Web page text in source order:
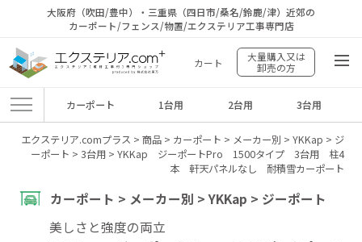
大阪府（吹田/豊中）・三重県（四日市/桑名/鈴鹿/津）近郊の
カーポート/フェンス/物置/エクステリア工事専門店
カート
大量購入又は
卸売の方
カーポート 1台用 2台用 3台用
エクステリア.comプラス > 商品> カーポート > メーカー別 > YKKap > ジ
ーポート > 3台用> YKKap ジーポートPro 1500タイプ 3台用 柱4
本 軒天パネルなし 耐積雪カーポート
カーポート > メーカー別 > YKKap > ジーポート
美しさと強度の両立